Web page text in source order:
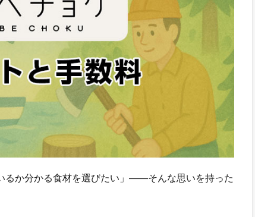
るか分かる食材を選びたい」――そんな思いを持った